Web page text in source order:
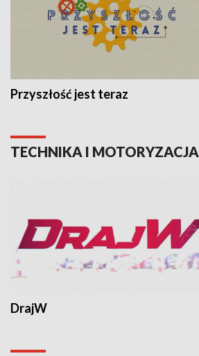
Przyszłość jest teraz
TECHNIKA I MOTORYZACJA
DrajW